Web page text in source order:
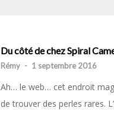
Du côté de chez Spiral
Rémy - 1 septembre 2016
Ah… le web… cet endroit
de trouver des perles rares.